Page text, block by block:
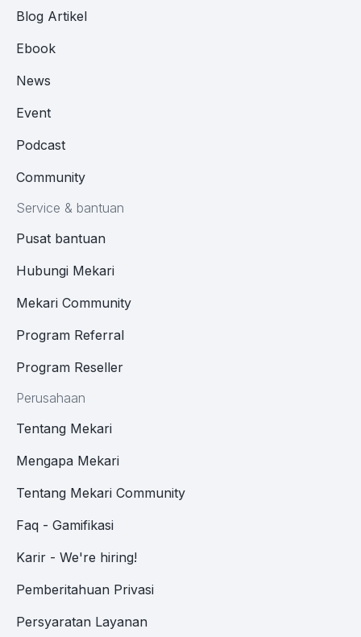
Blog Artikel
Ebook
News
Event
Podcast
Community
Service & bantuan
Pusat bantuan
Hubungi Mekari
Mekari Community
Program Referral
Program Reseller
Perusahaan
Tentang Mekari
Mengapa Mekari
Tentang Mekari Community
Faq - Gamifikasi
Karir - We're hiring!
Pemberitahuan Privasi
Persyaratan Layanan